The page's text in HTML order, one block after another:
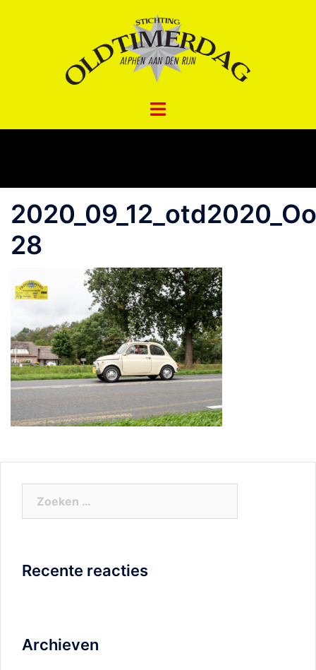
28
Recente reacties
Archieven